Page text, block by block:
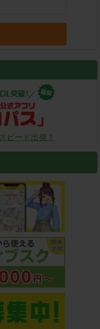
ピード出発！